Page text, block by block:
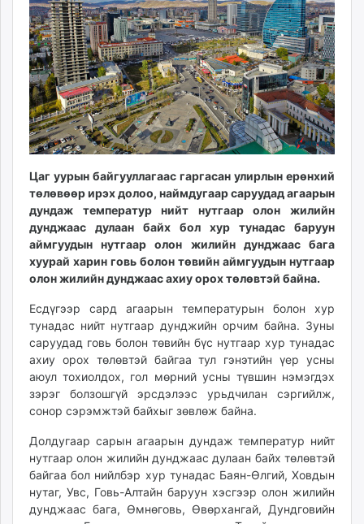
ikon.mn
mnb.mn
Livetv.mn
Eguur.mn
24tsag.mn
shuud.mn
eagle.mn
ergelt.mn
zarig.mn
today.mn
zuv.mn
mminfo.mn
ugluu.mn
urlag.mn
asu.mn
shudarga.mn
shuurhai.mn
unuudur.mn
isee.mn
mglradio.com
fact.mn
itoim.mn
tumen.mn
shuum.mn
times.mn
Цаг уурын байгууллагаас гаргасан улирлын ерөнхий
төлөвөөр ирэх долоо, наймдугаар саруудад агаарын
дундаж температур нийт нутгаар олон жилийн
дунджаас дулаан байх бол хур тунадас баруун
аймгуудын нутгаар олон жилийн дунджаас бага
хуурай харин говь болон төвийн аймгуудын нутгаар
олон жилийн дунджаас ахиу орох төлөвтэй байна.
Есдүгээр сард агаарын температурын болон хур
тунадас нийт нутгаар дунджийн орчим байна. Зуны
саруудад говь болон төвийн бүс нутгаар хур тунадас
ахиу орох төлөвтэй байгаа тул гэнэтийн үер усны
аюул тохиолдох, гол мөрний усны түвшин нэмэгдэх
зэрэг болзошгүй эрсдэлээс урьдчилан сэргийлж,
сонор сэрэмжтэй байхыг зөвлөж байна.
Долдугаар сарын агаарын дундаж температур нийт
нутгаар олон жилийн дунджаас дулаан байх төлөвтэй
байгаа бол нийлбэр хур тунадас Баян-Өлгий, Ховдын
нутаг, Увс, Говь-Алтайн баруун хэсгээр олон жилийн
дунджаас бага, Өмнөговь, Өвөрхангай, Дундговийн